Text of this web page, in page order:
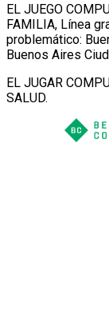
EL JUEGO
FAMILIA, Línea
problemático:
Buenos Aires
EL JUGAR
SALUD.